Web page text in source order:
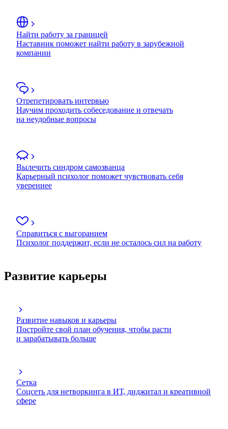
Найти работу за границей
Наставник поможет найти работу в зарубежной
компании
Отрепетировать интервью
Научим проходить собеседование и отвечать
на неудобные вопросы
Вылечить синдром самозванца
Карьерный психолог поможет чувствовать себя
увереннее
Справиться с выгоранием
Психолог поддержит, если не осталось сил на работу
Развитие карьеры
Развитие навыков и карьеры
Постройте свой план обучения, чтобы расти
и зарабатывать больше
Сетка
Соцсеть для нетворкинга в ИТ, диджитал и креативной
сфере